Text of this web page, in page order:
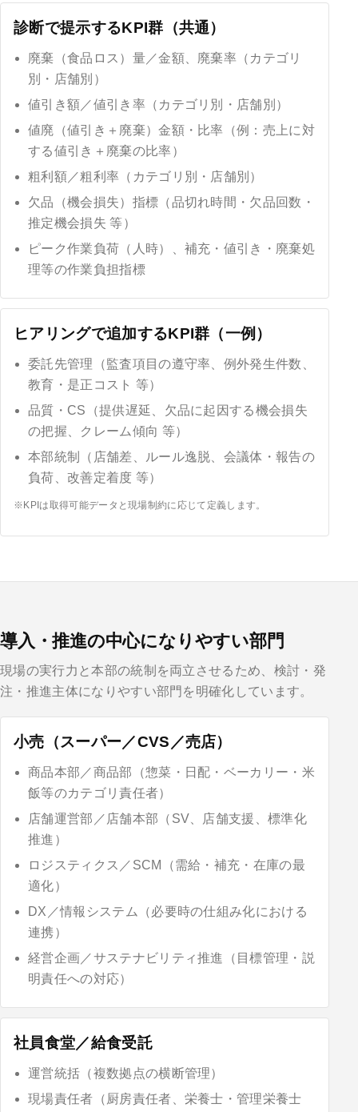
診断で提示するKPI群（共通）
廃棄（食品ロス）量／金額、廃棄率（カテゴリ
別・店舗別）
値引き額／値引き率（カテゴリ別・店舗別）
値廃（値引き＋廃棄）金額・比率（例：売上に対
する値引き＋廃棄の比率）
粗利額／粗利率（カテゴリ別・店舗別）
欠品（機会損失）指標（品切れ時間・欠品回数・
推定機会損失 等）
ピーク作業負荷（人時）、補充・値引き・廃棄処
理等の作業負担指標
ヒアリングで追加するKPI群（一例）
委託先管理（監査項目の遵守率、例外発生件数、
教育・是正コスト 等）
品質・CS（提供遅延、欠品に起因する機会損失
の把握、クレーム傾向 等）
本部統制（店舗差、ルール逸脱、会議体・報告の
負荷、改善定着度 等）
※KPIは取得可能データと現場制約に応じて定義します。
導入・推進の中心になりやすい部門
現場の実行力と本部の統制を両立させるため、検討・発
注・推進主体になりやすい部門を明確化しています。
小売（スーパー／CVS／売店）
商品本部／商品部（惣菜・日配・ベーカリー・米
飯等のカテゴリ責任者）
店舗運営部／店舗本部（SV、店舗支援、標準化
推進）
ロジスティクス／SCM（需給・補充・在庫の最
適化）
DX／情報システム（必要時の仕組み化における
連携）
経営企画／サステナビリティ推進（目標管理・説
明責任への対応）
社員食堂／給食受託
運営統括（複数拠点の横断管理）
現場責任者（厨房責任者、栄養士・管理栄養士